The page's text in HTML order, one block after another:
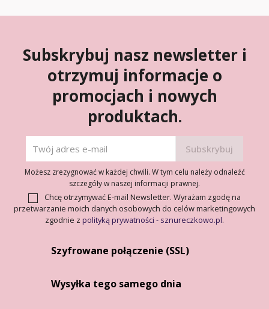
Subskrybuj nasz newsletter i
otrzymuj informacje o
promocjach i nowych
produktach.
Możesz zrezygnować w każdej chwili. W tym celu należy odnaleźć
szczegóły w naszej informacji prawnej.
Chcę otrzymywać E-mail Newsletter. Wyrażam zgodę na
przetwarzanie moich danych osobowych do celów marketingowych
zgodnie z polityką prywatności - sznureczkowo.pl.
Szyfrowane połączenie (SSL)
Wysyłka tego samego dnia